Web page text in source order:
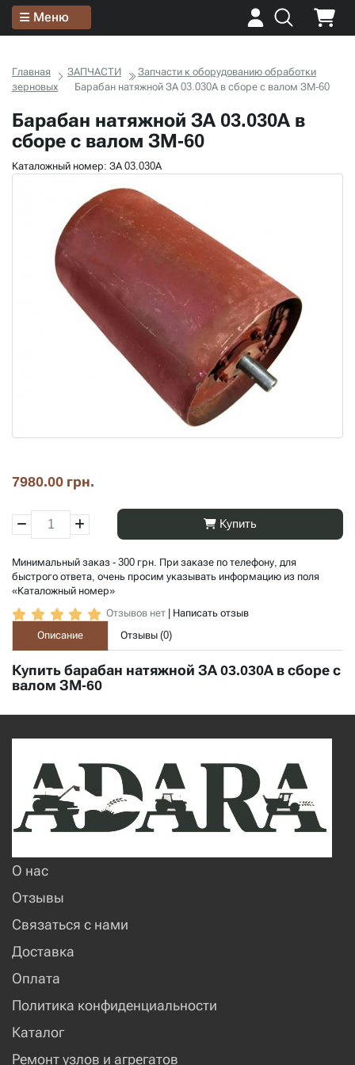
Меню
Главная ЗАПЧАСТИ
Запчасти к оборудованию обработки
зерновых
Барабан натяжной ЗА 03.030А в сборе с валом ЗМ-60
Барабан натяжной ЗА 03.030А в
сборе с валом ЗМ-60
Каталожный номер: ЗА 03.030А
7980.00 грн.
Купить
Минимальный заказ - 300 грн. При заказе по телефону, для
быстрого ответа, очень просим указывать информацию из поля
«Каталожный номер»
Отзывов нет
Написать отзыв
Описание
Отзывы (0)
Купить барабан натяжной ЗА 03.030А в сборе с
валом ЗМ-60
О нас
Отзывы
Связаться с нами
Доставка
Оплата
Политика конфиденциальности
Каталог
Ремонт узлов и агрегатов